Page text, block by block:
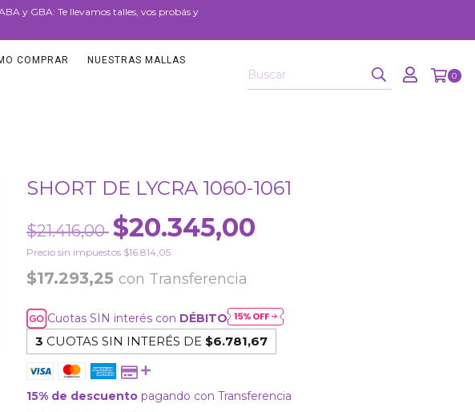
y GBA: Te llevamos talles, vos probás y
COMPRAR NUESTRAS MALLAS
0
SHORT DE LYCRA 1060-1061
$21.416,00 $20.345,00
Precio sin impuestos $16.814,05
$17.293,25 con Transferencia
Cuotas SIN interés con DÉBITO
3 CUOTAS SIN INTERÉS DE $6.781,67
15% de descuento pagando con Transferencia